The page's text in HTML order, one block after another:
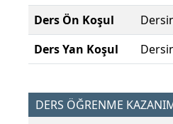
Ders Ön Koşul
Ders Yan Koşul
DERS ÖĞRENME